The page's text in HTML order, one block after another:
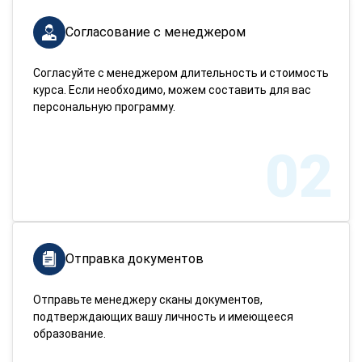
Согласование с менеджером
Согласуйте с менеджером длительность и стоимость
курса. Если необходимо, можем составить для вас
персональную программу.
02
Отправка документов
Отправьте менеджеру сканы документов,
подтверждающих вашу личность и имеющееся
образование.